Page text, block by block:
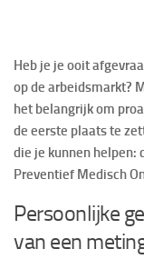
Heb je je ooit
op de arbeidsmarkt?
het belangrijk om
de eerste plaats te
die je kunnen helpen:
Preventief Medisch
Persoonlijke
van een